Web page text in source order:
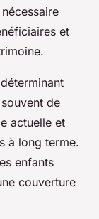
et
de
actuelle et
à long terme.
enfants
couverture